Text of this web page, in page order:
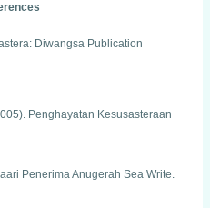
Diwangsa Publication
Penghayatan Kesusasteraan
Penerima Anugerah Sea Write.